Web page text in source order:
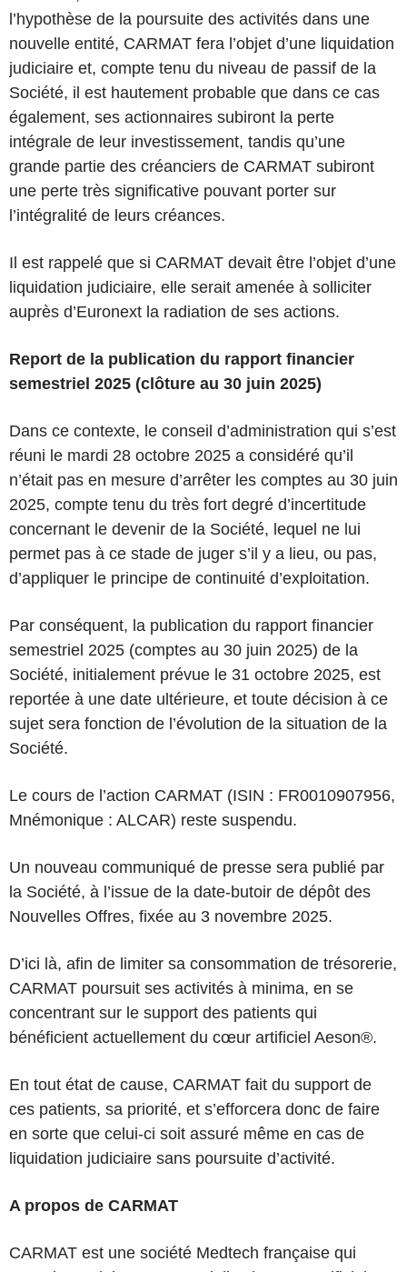
l’hypothèse de la poursuite des activités dans une
nouvelle entité, CARMAT fera l’objet d’une liquidation
judiciaire et, compte tenu du niveau de passif de la
Société, il est hautement probable que dans ce cas
également, ses actionnaires subiront la perte
intégrale de leur investissement, tandis qu’une
grande partie des créanciers de CARMAT subiront
une perte très significative pouvant porter sur
l’intégralité de leurs créances.
Il est rappelé que si CARMAT devait être l’objet d’une
liquidation judiciaire, elle serait amenée à solliciter
auprès d’Euronext la radiation de ses actions.
Report de la publication du rapport financier
semestriel 2025 (clôture au 30 juin 2025)
Dans ce contexte, le conseil d’administration qui s’est
réuni le mardi 28 octobre 2025 a considéré qu’il
n’était pas en mesure d’arrêter les comptes au 30 juin
2025, compte tenu du très fort degré d’incertitude
concernant le devenir de la Société, lequel ne lui
permet pas à ce stade de juger s’il y a lieu, ou pas,
d’appliquer le principe de continuité d’exploitation.
Par conséquent, la publication du rapport financier
semestriel 2025 (comptes au 30 juin 2025) de la
Société, initialement prévue le 31 octobre 2025, est
reportée à une date ultérieure, et toute décision à ce
sujet sera fonction de l’évolution de la situation de la
Société.
Le cours de l’action CARMAT (ISIN : FR0010907956,
Mnémonique : ALCAR) reste suspendu.
Un nouveau communiqué de presse sera publié par
la Société, à l’issue de la date-butoir de dépôt des
Nouvelles Offres, fixée au 3 novembre 2025.
D’ici là, afin de limiter sa consommation de trésorerie,
CARMAT poursuit ses activités à minima, en se
concentrant sur le support des patients qui
bénéficient actuellement du cœur artificiel Aeson®.
En tout état de cause, CARMAT fait du support de
ces patients, sa priorité, et s’efforcera donc de faire
en sorte que celui-ci soit assuré même en cas de
liquidation judiciaire sans poursuite d’activité.
A propos de CARMAT
CARMAT est une société Medtech française qui